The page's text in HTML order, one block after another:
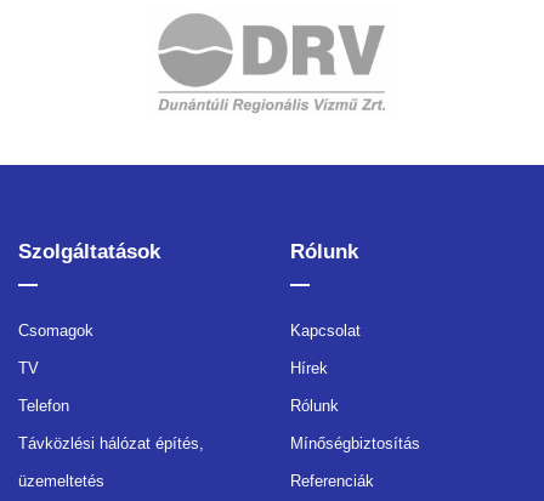
Szolgáltatások
Csomagok
TV
Telefon
Távközlési hálózat építés,
üzemeltetés
Rólunk
Kapcsolat
Hírek
Rólunk
Mínőségbiztosítás
Referenciák